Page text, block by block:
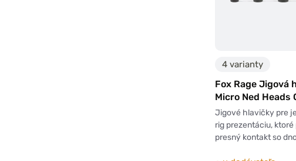
4 varianty
Fox Rage Jigová
Micro Ned Heads
5ks
Jigové hlavičky pre
rig prezentáciu,
presný kontakt so